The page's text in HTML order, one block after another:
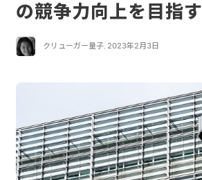
の競争力向上を目指す
クリューガー量子, 2023年2月3日